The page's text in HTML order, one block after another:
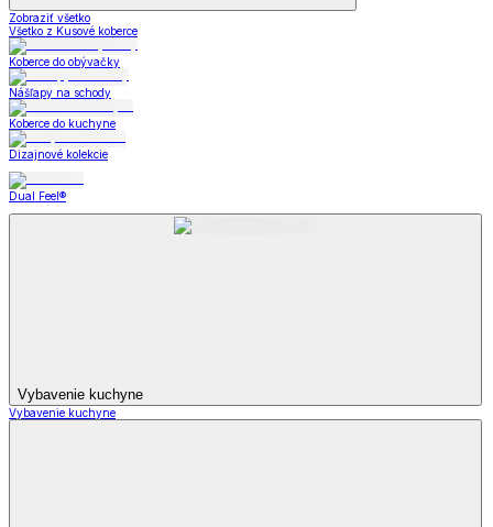
Zobraziť všetko
Všetko z Kusové koberce
Koberce do obývačky
Nášľapy na schody
Koberce do kuchyne
Dizajnové kolekcie
Dual Feel®
Vybavenie kuchyne
Vybavenie kuchyne